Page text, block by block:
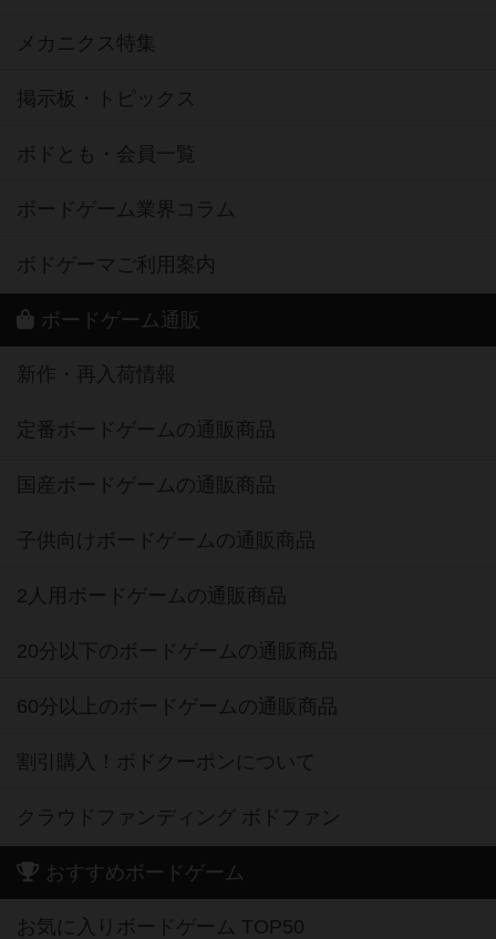
メカニクス特集
掲示板・トピックス
ボドとも・会員一覧
ボードゲーム業界コラム
ボドゲーマご利用案内
ボードゲーム通販
新作・再入荷情報
定番ボードゲームの通販商品
国産ボードゲームの通販商品
子供向けボードゲームの通販商品
2人用ボードゲームの通販商品
20分以下のボードゲームの通販商品
60分以上のボードゲームの通販商品
割引購入！ボドクーポンについて
クラウドファンディング ボドファン
おすすめボードゲーム
お気に入りボードゲーム TOP50